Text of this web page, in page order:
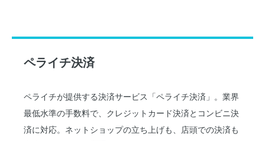
ペライチ決済
ペライチが提供する決済サービス「ペライチ決済」。業界
最低水準の手数料で、クレジットカード決済とコンビニ決
済に対応。ネットショップの立ち上げも、店頭での決済も